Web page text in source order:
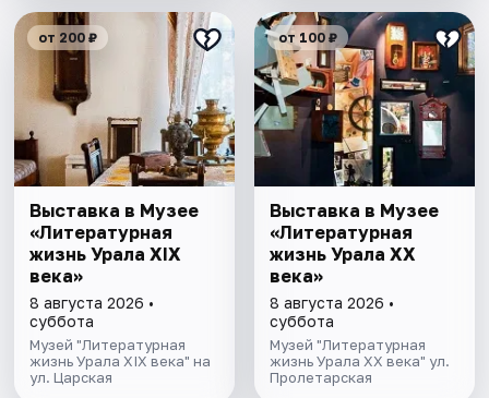
от 200 ₽
Выставка в Музее
«Литературная
жизнь Урала ХIХ
века»
8 августа 2026 •
суббота
Музей "Литературная
жизнь Урала XIX века" на
ул. Царская
от 100 ₽
Выставка в Музее
«Литературная
жизнь Урала ХХ
века»
8 августа 2026 •
суббота
Музей "Литературная
жизнь Урала XX века" ул.
Пролетарская